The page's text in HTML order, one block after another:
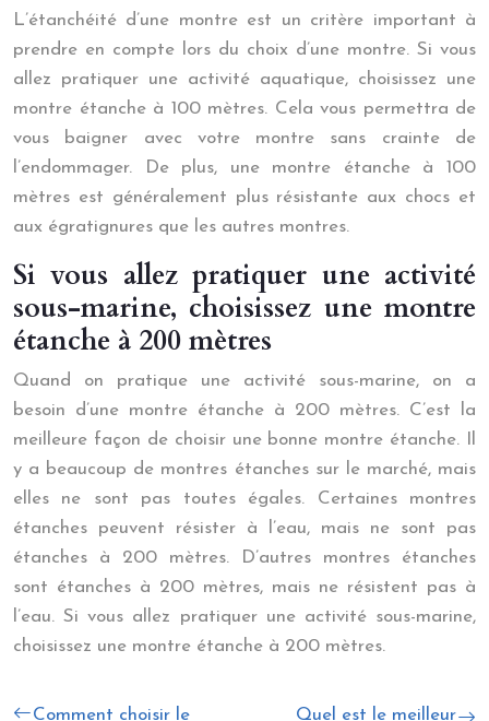
L’étanchéité d’une montre est un critère important à
prendre en compte lors du choix d’une montre. Si vous
allez pratiquer une activité aquatique, choisissez une
montre étanche à 100 mètres. Cela vous permettra de
vous baigner avec votre montre sans crainte de
l’endommager. De plus, une montre étanche à 100
mètres est généralement plus résistante aux chocs et
aux égratignures que les autres montres.
Si vous allez pratiquer une activité
sous-marine, choisissez une montre
étanche à 200 mètres
Quand on pratique une activité sous-marine, on a
besoin d’une montre étanche à 200 mètres. C’est la
meilleure façon de choisir une bonne montre étanche. Il
y a beaucoup de montres étanches sur le marché, mais
elles ne sont pas toutes égales. Certaines montres
étanches peuvent résister à l’eau, mais ne sont pas
étanches à 200 mètres. D’autres montres étanches
sont étanches à 200 mètres, mais ne résistent pas à
l’eau. Si vous allez pratiquer une activité sous-marine,
choisissez une montre étanche à 200 mètres.
Comment choisir le
Quel est le meilleur